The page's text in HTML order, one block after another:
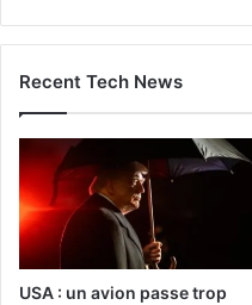
Recent Tech News
USA : un avion passe trop